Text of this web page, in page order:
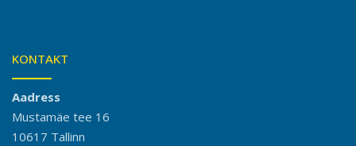
KONTAKT
Aadress
Mustamäe tee 16
10617 Tallinn